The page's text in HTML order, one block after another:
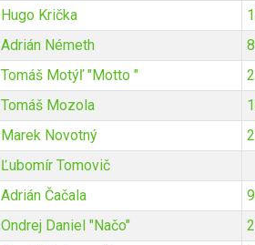
Hugo Krička
Adrián Németh
Tomáš Motýľ "Motto "
Tomáš Mozola
Marek Novotný
Ľubomír Tomovič
Adrián Čačala
Ondrej Daniel "Načo"